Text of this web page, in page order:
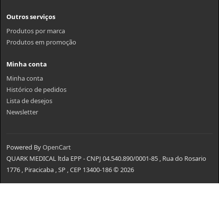
Outros serviços
Produtos por marca
Produtos em promoção
Minha conta
Minha conta
Histórico de pedidos
Lista de desejos
Newsletter
Powered ByOpenCart
QUARK MEDICAL ltda EPP - CNPJ 04.540.890/0001-85 , Rua do Rosario
1776 , Piracicaba , SP , CEP 13400-186 © 2026